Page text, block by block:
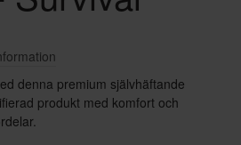
denna premium självhäftande
produkt med komfort och